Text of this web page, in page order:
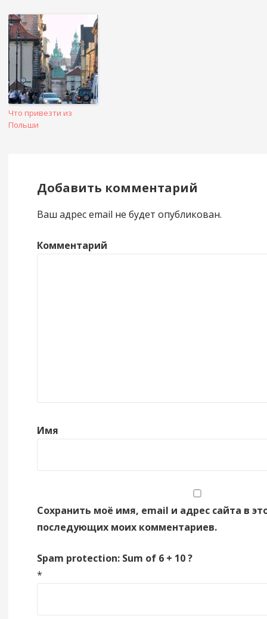
Что привезти из
Польши
Добавить комментарий
Ваш адрес email не будет опубликован.
Комментарий
Имя
Сохранить моё имя, email и адрес сайта в
последующих моих комментариев.
Spam protection: Sum of 6 + 10 ?
*